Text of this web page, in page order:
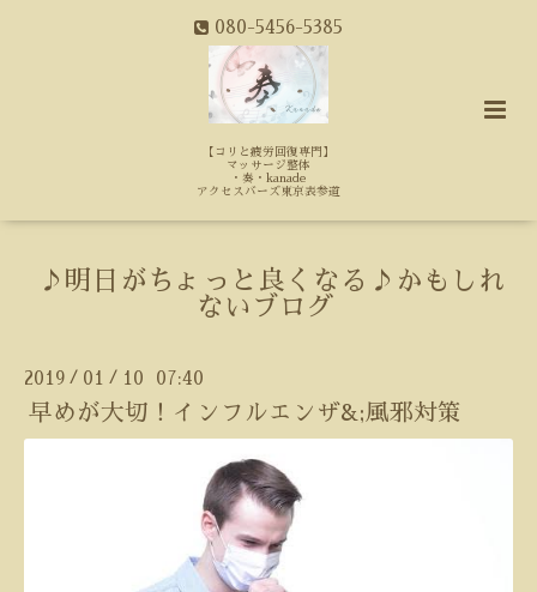
080-5456-5385
【コリと疲労回復専門】
マッサージ整体
・奏・kanade
アクセスバーズ東京表参道
♪明日がちょっと良くなる♪かもしれ
ないブログ
2019 / 01 / 10 07:40
早めが大切！インフルエンザ&;風邪対策